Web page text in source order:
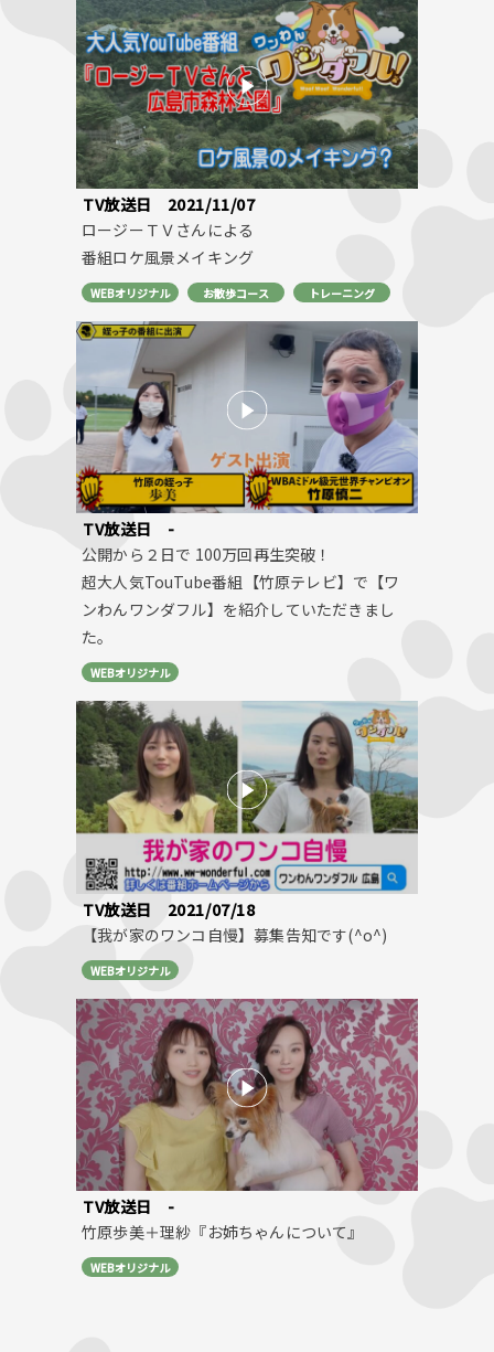
TV放送日
2021/11/07
ロージーＴＶさんによる
番組ロケ風景メイキング
WEBオリジナル お散歩コース トレーニング
TV放送日
-
公開から２日で 100万回再生突破！
超大人気TouTube番組【竹原テレビ】で【ワ
ンわんワンダフル】を紹介していただきまし
た。
WEBオリジナル
TV放送日
2021/07/18
【我が家のワンコ自慢】募集告知です(^o^)
WEBオリジナル
TV放送日
-
竹原歩美＋理紗『お姉ちゃんについて』
WEBオリジナル